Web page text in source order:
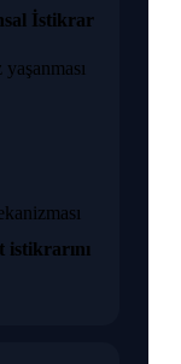
İstikrar
istikrarını